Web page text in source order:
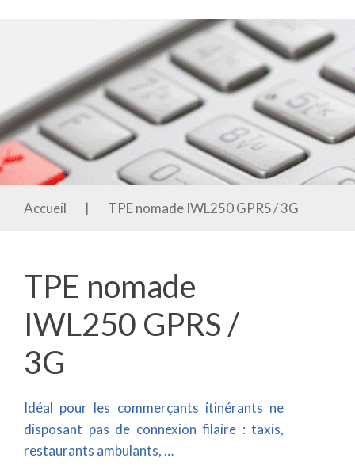
Accueil | TPE nomade IWL250 GPRS / 3G
TPE nomade
IWL250 GPRS /
3G
Idéal pour les commerçants itinérants ne
disposant pas de connexion filaire : taxis,
restaurants ambulants, …